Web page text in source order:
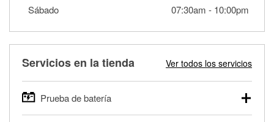
Sábado
07:30am - 10:00pm
Servicios en la tienda Ver todos los servicios
Prueba de batería